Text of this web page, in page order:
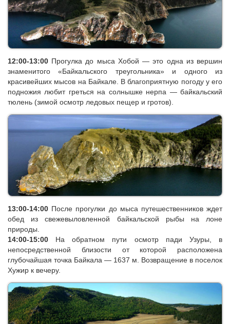
12:00-13:00 Прогулка до мыса Хобой — это одна из вершин
знаменитого «Байкальского треугольника» и одного из
красивейших мысов на Байкале. В благоприятную погоду у его
подножия любит греться на солнышке нерпа — байкальский
тюлень (зимой осмотр ледовых пещер и гротов).
13:00-14:00 После прогулки до мыса путешественников ждет
обед из свежевыловленной байкальской рыбы на лоне
природы.
14:00-15:00 На обратном пути осмотр пади Узуры, в
непосредственной близости от которой расположена
глубочайшая точка Байкала — 1637 м. Возвращение в поселок
Хужир к вечеру.